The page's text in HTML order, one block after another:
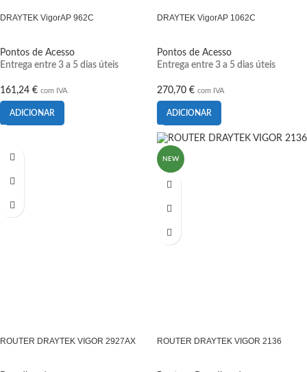
DRAYTEK VigorAP 962C
Pontos de Acesso
Entrega entre 3 a 5 dias úteis
161,24 € com IVA
ADICIONAR
DRAYTEK VigorAP 1062C
Pontos de Acesso
Entrega entre 3 a 5 dias úteis
270,70 € com IVA
ADICIONAR
ROUTER DRAYTEK VIGOR 2927AX
NEW
ROUTER DRAYTEK VIGOR 2136